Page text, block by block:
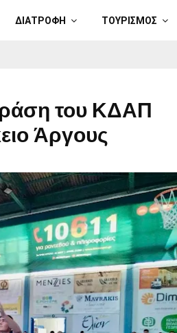
ΔΙΑΤΡΟΦΗ ΤΟΥΡΙΣΜΟΣ
του ΚΔΑΠ
Άργους